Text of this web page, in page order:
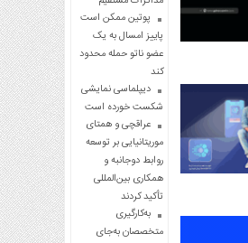
پوتین ممکن است
پاییز امسال به یک
عضو ناتو حمله محدود
کند
دیپلماسی نمایشی
شکست خورده است
عراقچی و همتای
موریتانیایی بر توسعه
روابط دوجانبه و
همکاری بین‌المللی
تأکید کردند
به‌کارگیری
متخصصان به‌جای